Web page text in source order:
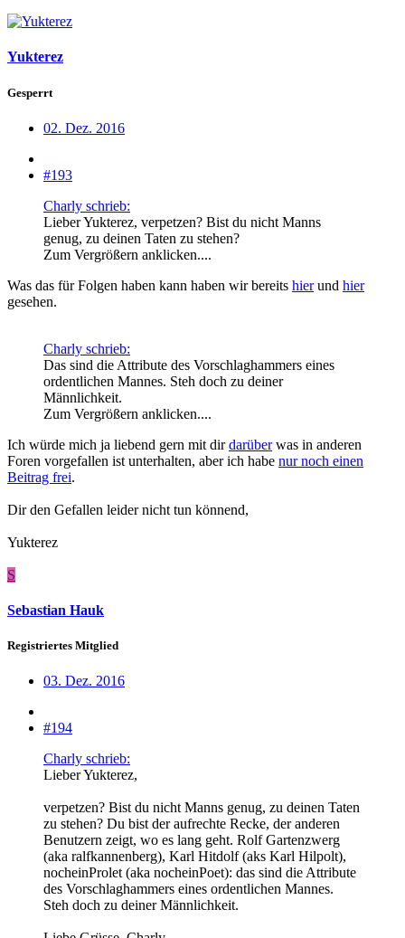
Yukterez
Gesperrt
02. Dez. 2016
#193
Charly schrieb:
Lieber Yukterez, verpetzen? Bist du nicht Manns
genug, zu deinen Taten zu stehen?
Zum Vergrößern anklicken....
Was das für Folgen haben kann haben wir bereits hierund hier
gesehen.
Charly schrieb:
Das sind die Attribute des Vorschlaghammers eines
ordentlichen Mannes. Steh doch zu deiner
Männlichkeit.
Zum Vergrößern anklicken....
Ich würde mich ja liebend gern mit dirdarüberwas in anderen
Foren vorgefallen ist unterhalten, aber ich habe nur noch einen
Beitrag frei.
Dir den Gefallen leider nicht tun könnend,
Yukterez
S
Sebastian Hauk
Registriertes Mitglied
03. Dez. 2016
#194
Charly schrieb:
Lieber Yukterez,
verpetzen? Bist du nicht Manns genug, zu deinen Taten
zu stehen? Du bist der aufrechte Recke, der anderen
Benutzern zeigt, wo es lang geht. Rolf Gartenzwerg
(aka ralfkannenberg), Karl Hitdolf (aks Karl Hilpolt),
nocheinProlet (aka nocheinPoet): das sind die Attribute
des Vorschlaghammers eines ordentlichen Mannes.
Steh doch zu deiner Männlichkeit.